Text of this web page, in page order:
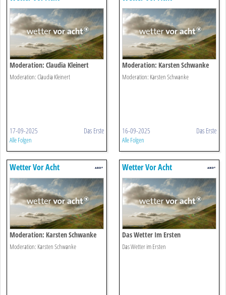
Moderation: Claudia Kleinert
Moderation: Claudia Kleinert
17-09-2025 Das Erste
Alle Folgen
Moderation: Karsten Schwanke
Moderation: Karsten Schwanke
16-09-2025 Das Erste
Alle Folgen
Wetter Vor Acht
Moderation: Karsten Schwanke
Moderation: Karsten Schwanke
Wetter Vor Acht
Das Wetter Im Ersten
Das Wetter im Ersten